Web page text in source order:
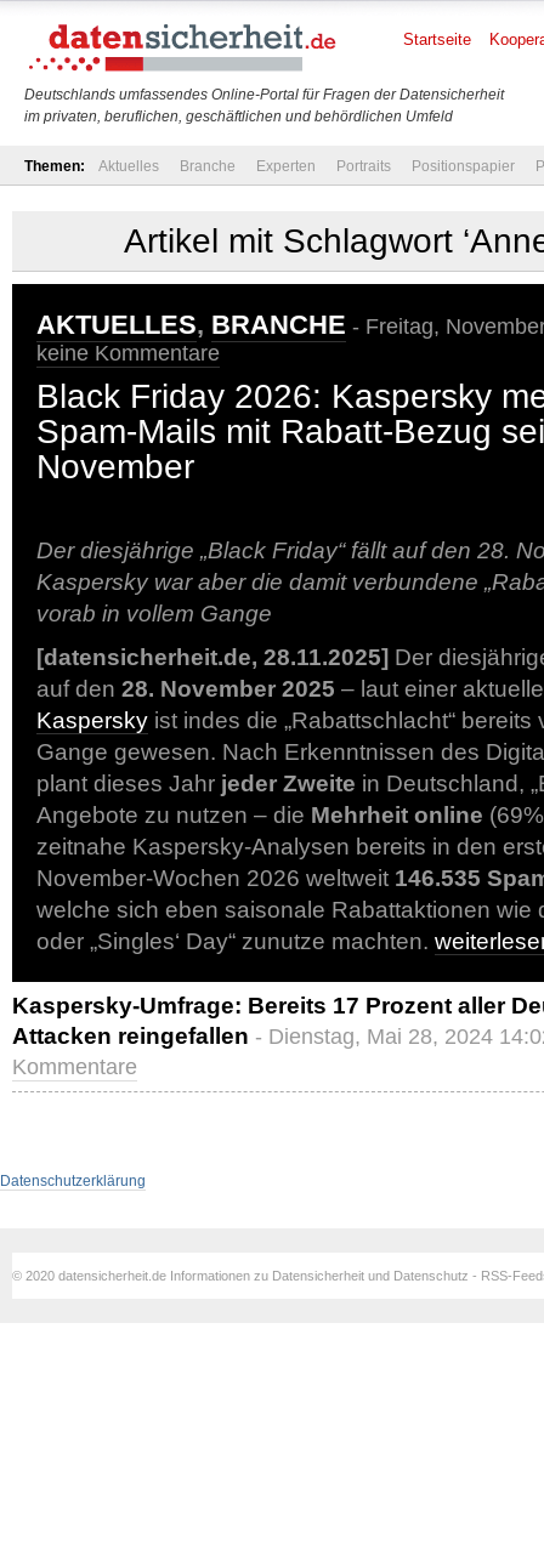
Deutschlands umfassendes Online-Portal für Fragen der Datensicherheit
im privaten, beruflichen, geschäftlichen und behördlichen Umfeld
Startseite
Themen: Aktuelles Branche Experten Portraits Positionspapier
Artikel mit Schlagwort
AKTUELLES, BRANCHE - Freitag,
keine Kommentare
Black Friday 2026: Kaspersky
Spam-Mails mit Rabatt-Bezug
November
Der diesjährige „Black Friday“ fällt auf den 28.
Kaspersky war aber die damit verbundene
vorab in vollem Gange
[datensicherheit.de, 28.11.2025] Der
auf den 28. November 2025 – laut einer
Kaspersky ist indes die „Rabattschlacht“ bereits
Gange gewesen. Nach Erkenntnissen des
plant dieses Jahr jeder Zweite in Deutschland,
Angebote zu nutzen – die Mehrheit online
zeitnahe Kaspersky-Analysen bereits in den
November-Wochen 2026 weltweit 146.535
welche sich eben saisonale Rabattaktionen wie
oder „Singles‘ Day“ zunutze machten.
Kaspersky-Umfrage: Bereits 17 Prozent aller
Attacken reingefallen - Dienstag, Mai 28, 2024
Kommentare
Datenschutzerklärung
© 2020 datensicherheit.de Informationen zu Datensicherheit und Datenschutz - RSS-